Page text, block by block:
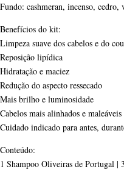
Fundo: cashmeran, incenso,
Benefícios do kit:
Limpeza suave dos cabelos e do
Reposição lipídica
Hidratação e maciez
Redução do aspecto ressecado
Mais brilho e luminosidade
Cabelos mais alinhados e maleáveis
Cuidado indicado para antes,
Conteúdo:
1 Shampoo Oliveiras de Portugal |